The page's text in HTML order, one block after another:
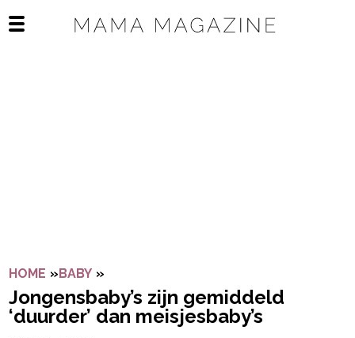
Open het mobiele menu
HOME »BABY »
Jongensbaby’s zijn gemiddeld
‘duurder’ dan meisjesbaby’s